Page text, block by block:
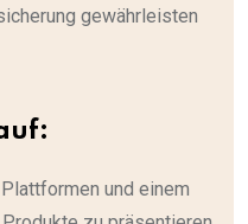
gewährleisten
Plattformen und einem